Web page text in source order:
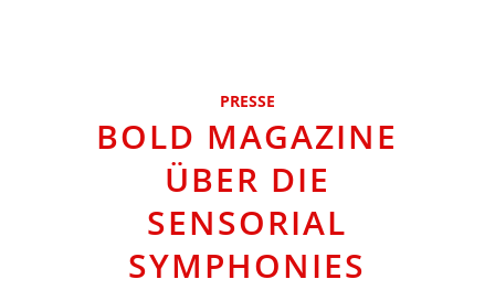
PRESSE
BOLD MAGAZINE
ÜBER DIE
SENSORIAL
SYMPHONIES